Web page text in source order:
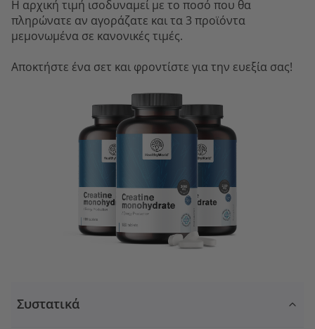
Η αρχική τιμή ισοδυναμεί με το ποσό που θα
πληρώνατε αν αγοράζατε και τα 3 προϊόντα
μεμονωμένα σε κανονικές τιμές.
Αποκτήστε ένα σετ και φροντίστε για την ευεξία σας!
Συστατικά